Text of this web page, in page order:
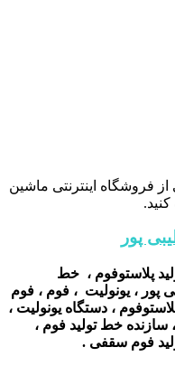
فروشگاه اینترنتی ماشین
پور
پلاستوفوم ، خط
پور ، یونولیت ، فوم ، فوم
، دستگاه یونولیت ،
سازنده خط تولید فوم ،
فوم سقفی .